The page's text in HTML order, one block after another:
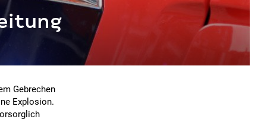
Gebrechen
Explosion.